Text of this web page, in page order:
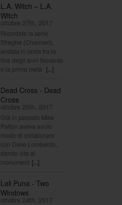
L.A. Witch – L.A.
Witch
ottobre 27th, 2017
Ricordate la serie
Streghe (Charmed),
andata in onda tra la
fine degli anni Novanta
e la prima metà [...]
Dead Cross - Dead
Cross
ottobre 25th, 2017
Già in passato Mike
Patton aveva avuto
modo di collaborare
con Dave Lombardo,
dando vita ai
monument [...]
Lali Puna - Two
Windows
ottobre 24th, 2017